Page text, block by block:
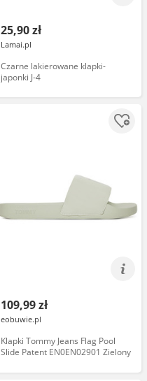
25,90 zł
Lamai.pl
Czarne lakierowane klapki-
japonki J-4
109,99 zł
eobuwie.pl
Klapki Tommy Jeans Flag Pool
Slide Patent EN0EN02901 Zielony